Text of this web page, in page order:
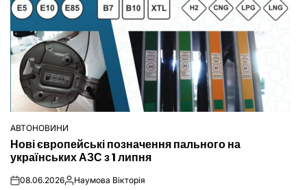
ОПУБЛІКУВАТИ
У
АВТОНОВИНИ
Нові європейські позначення пального на
українських АЗС з 1 липня
on08.06.2026Опубліковано
Наумова Вікторія